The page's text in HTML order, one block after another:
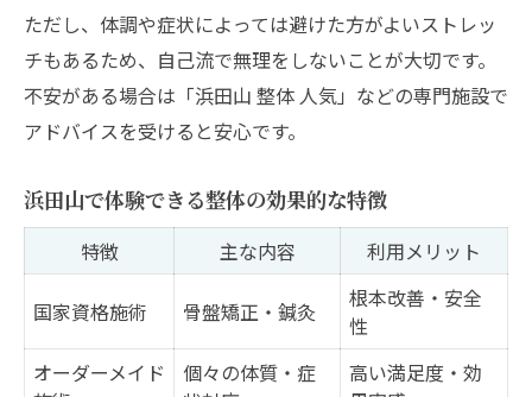
ただし、体調や症状によっては避けた方がよいストレッ
チもあるため、自己流で無理をしないことが大切です。
不安がある場合は「浜田山 整体 人気」などの専門施設で
アドバイスを受けると安心です。
浜田山で体験できる整体の効果的な特徴
特徴 主な内容 利用メリット
国家資格施術 骨盤矯正・鍼灸
根本改善・安全
性
オーダーメイド
個々の体質・症
高い満足度・効